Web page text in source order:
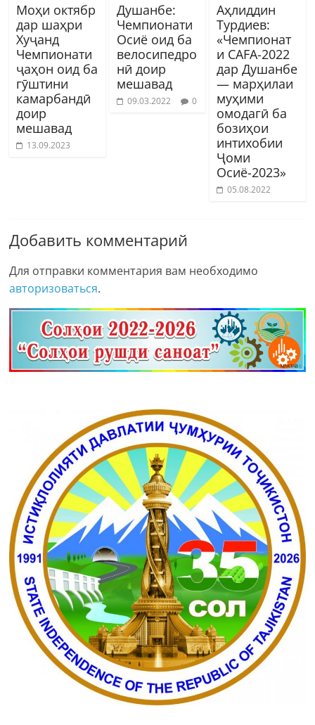
Моҳи октябр
дар шаҳри
Хуҷанд
Чемпионати
ҷаҳон оид ба
гӯштини
камарбандӣ
доир
мешавад
13.09.2023
Душанбе:
Чемпионати
Осиё оид ба
велосипедро
нӣ доир
мешавад
09.03.2022 0
Аҳлиддин
Турдиев:
«Чемпионат
и CAFA-2022
дар Душанбе
— марҳилаи
муҳими
омодагӣ ба
бозиҳои
интихобии
Ҷоми
Осиё-2023»
05.08.2022
Добавить комментарий
Для отправки комментария вам необходимо
авторизоваться.